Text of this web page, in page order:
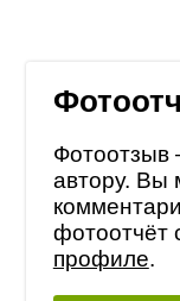
Фотоотзыв
автору. Вы
фотоотчёт
профиле.